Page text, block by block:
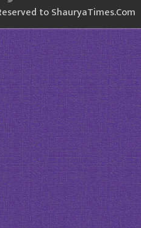
to ShauryaTimes.Com